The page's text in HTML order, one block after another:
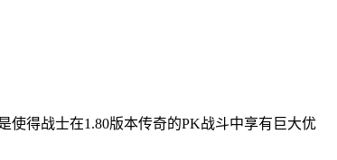
得战士在1.80版本传奇的PK战斗中享有巨大优